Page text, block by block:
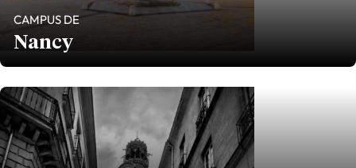
CAMPUS DE
Nancy